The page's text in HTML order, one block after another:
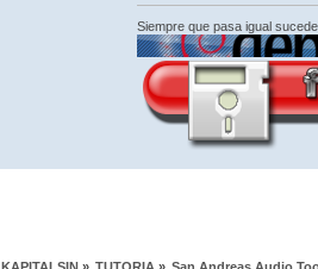
Siempre que pasa igual